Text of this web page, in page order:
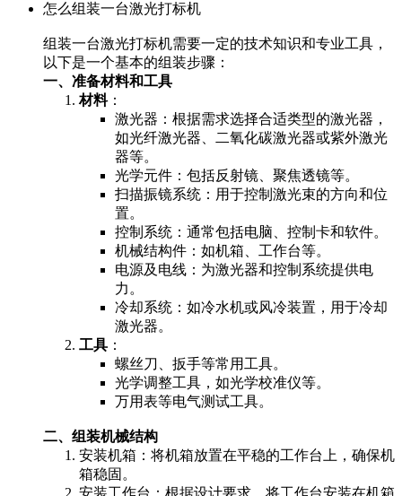
怎么组装一台激光打标机
组装一台激光打标机需要一定的技术知识和专业工具，
以下是一个基本的组装步骤：
一、准备材料和工具
材料：
激光器：根据需求选择合适类型的激光器，
如光纤激光器、二氧化碳激光器或紫外激光
器等。
光学元件：包括反射镜、聚焦透镜等。
扫描振镜系统：用于控制激光束的方向和位
置。
控制系统：通常包括电脑、控制卡和软件。
机械结构件：如机箱、工作台等。
电源及电线：为激光器和控制系统提供电
力。
冷却系统：如冷水机或风冷装置，用于冷却
激光器。
工具 ：
螺丝刀、扳手等常用工具。
光学调整工具，如光学校准仪等。
万用表等电气测试工具。
二、组装机械结构
安装机箱：将机箱放置在平稳的工作台上，确保机
箱稳固。